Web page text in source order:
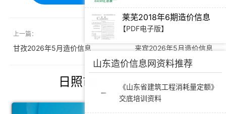
上一篇：
甘孜2026年5月造价信息 来宾2026年5月造价信息
日照市造价信息推荐
莱芜2018年6期造价信息
【PDF电子版】
山东造价信息网资料推荐
《山东省建筑工程消耗量定额》
交底培训资料